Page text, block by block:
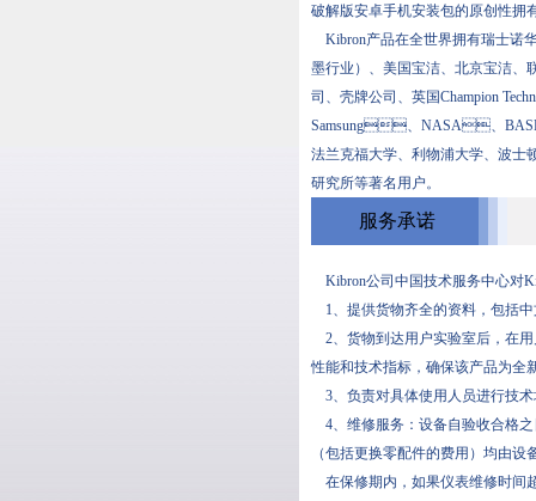
破解版安卓手机安装包的原创性拥有
Kibron产品在全世界拥有瑞士诺华制
墨行业）、美国宝洁、北京宝洁
司、壳牌公司、英国
Samsung、NASA、
法兰克福大学、利物浦大学、波
研究所等著名用户。
服务承诺
Kibron公司中国技术服务中心对
1、提供货物齐全的资料，包括
2、货物到达用户实验室后，在
性能和技术指标，确保该产品为全
3、负责对具体使用人员进行技术
4、维修服务：设备自验收
（包括更换零配件的费用）均由设备
在保修期内，如果仪表维修时间